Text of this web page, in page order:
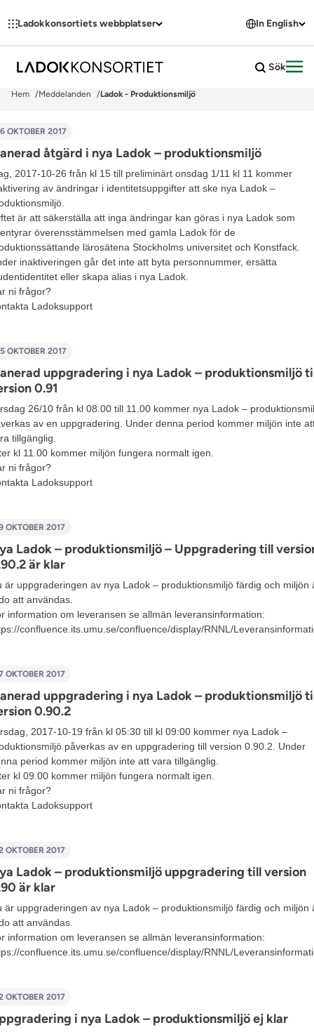
Ladokkonsortiets webbplatser In English
Sök
Hem Meddelanden Ladok - Produktionsmiljö
OKTOBER 2017
åtgärd i nya Ladok – produktionsmiljö
2017-10-26 från kl 15 till preliminärt onsdag 1/11 kl 11 kommer
av ändringar i identitetsuppgifter att ske nya Ladok –
är att säkerställa att inga ändringar kan göras i nya Ladok som
överensstämmelsen med gamla Ladok för de
lärosätena Stockholms universitet och Konstfack.
inaktiveringen går det inte att byta personnummer, ersätta
eller skapa alias i nya Ladok.
ni frågor?
Ladoksupport
OKTOBER 2017
uppgradering i nya Ladok – produktionsmiljö
0.91
26/10 från kl 08.00 till 11.00 kommer nya Ladok –
av en uppgradering. Under denna period kommer miljön inte
tillgänglig.
kl 11.00 kommer miljön fungera normalt igen.
ni frågor?
Ladoksupport
OKTOBER 2017
Ladok – produktionsmiljö – Uppgradering till
är klar
är uppgraderingen av nya Ladok – produktionsmiljö färdig och miljön
att användas.
information om leveransen se allmän leveransinformation:
confluence.its.umu.se/confluence/display/RNNL/
OKTOBER 2017
uppgradering i nya Ladok – produktionsmiljö
0.90.2
2017-10-19 från kl 05:30 till kl 09:00 kommer nya Ladok –
påverkas av en uppgradering till version 0.90.2. Under
period kommer miljön inte att vara tillgänglig.
kl 09.00 kommer miljön fungera normalt igen.
ni frågor?
Ladoksupport
OKTOBER 2017
Ladok – produktionsmiljö uppgradering till version
är klar
är uppgraderingen av nya Ladok – produktionsmiljö färdig och miljön
att användas.
information om leveransen se allmän leveransinformation:
confluence.its.umu.se/confluence/display/RNNL/
OKTOBER 2017
i nya Ladok – produktionsmiljö ej klar